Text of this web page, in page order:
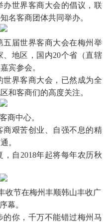
世界客商大会的倡议，联
名客商团体共同举办。
五届世界客商大会在梅州举
地区，国内20个省（直辖
宾参会。
世界客商大会，已然成为全
和客商们的高度关注。
商中心。
艰苦创业、自强不息的精
。
自2018年起将每年农历秋
收节在梅州丰顺韩山丰收广
幕。
你，千万不能错过梅州马